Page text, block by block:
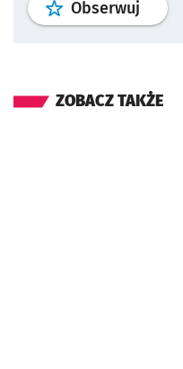
Obserwuj profil
ZOBACZ TAKŻE